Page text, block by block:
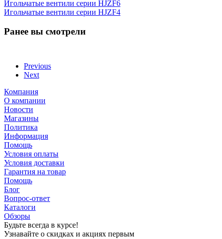
Игольчатые вентили серии HJZF6
Игольчатые вентили серии HJZF4
Ранее вы смотрели
Previous
Next
Компания
О компании
Новости
Магазины
Политика
Информация
Помощь
Условия оплаты
Условия доставки
Гарантия на товар
Помощь
Блог
Вопрос-ответ
Каталоги
Обзоры
Будьте всегда в курсе!
Узнавайте о скидках и акциях первым